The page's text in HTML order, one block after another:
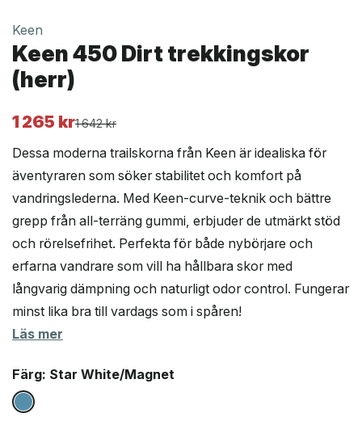
Keen
Keen 450 Dirt trekkingskor
(herr)
1 642kr
Det
priset
var:
1
642 kr.
1 265 kr
Det
priset
är:
1
265 kr.
Dessa moderna trailskorna från Keen är idealiska för
äventyraren som söker stabilitet och komfort på
vandringslederna. Med Keen-curve-teknik och bättre
grepp från all-terräng gummi, erbjuder de utmärkt stöd
och rörelsefrihet. Perfekta för både nybörjare och
erfarna vandrare som vill ha hållbara skor med
långvarig dämpning och naturligt odor control. Fungerar
minst lika bra till vardags som i spåren!
Läs mer
Färg: Star White/Magnet